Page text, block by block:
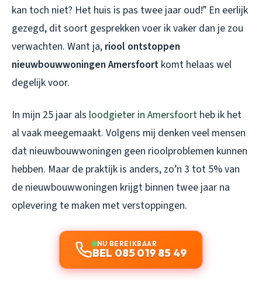
kan toch niet? Het huis is pas twee jaar oud!” En eerlijk
gezegd, dit soort gesprekken voer ik vaker dan je zou
verwachten. Want ja, riool ontstoppen
nieuwbouwwoningen Amersfoort komt helaas wel
degelijk voor.
In mijn 25 jaar als loodgieter in Amersfoort heb ik het
al vaak meegemaakt. Volgens mij denken veel mensen
dat nieuwbouwwoningen geen rioolproblemen kunnen
hebben. Maar de praktijk is anders, zo’n 3 tot 5% van
de nieuwbouwwoningen krijgt binnen twee jaar na
oplevering te maken met verstoppingen.
NU BEREIKBAAR
BEL 085 019 85 49